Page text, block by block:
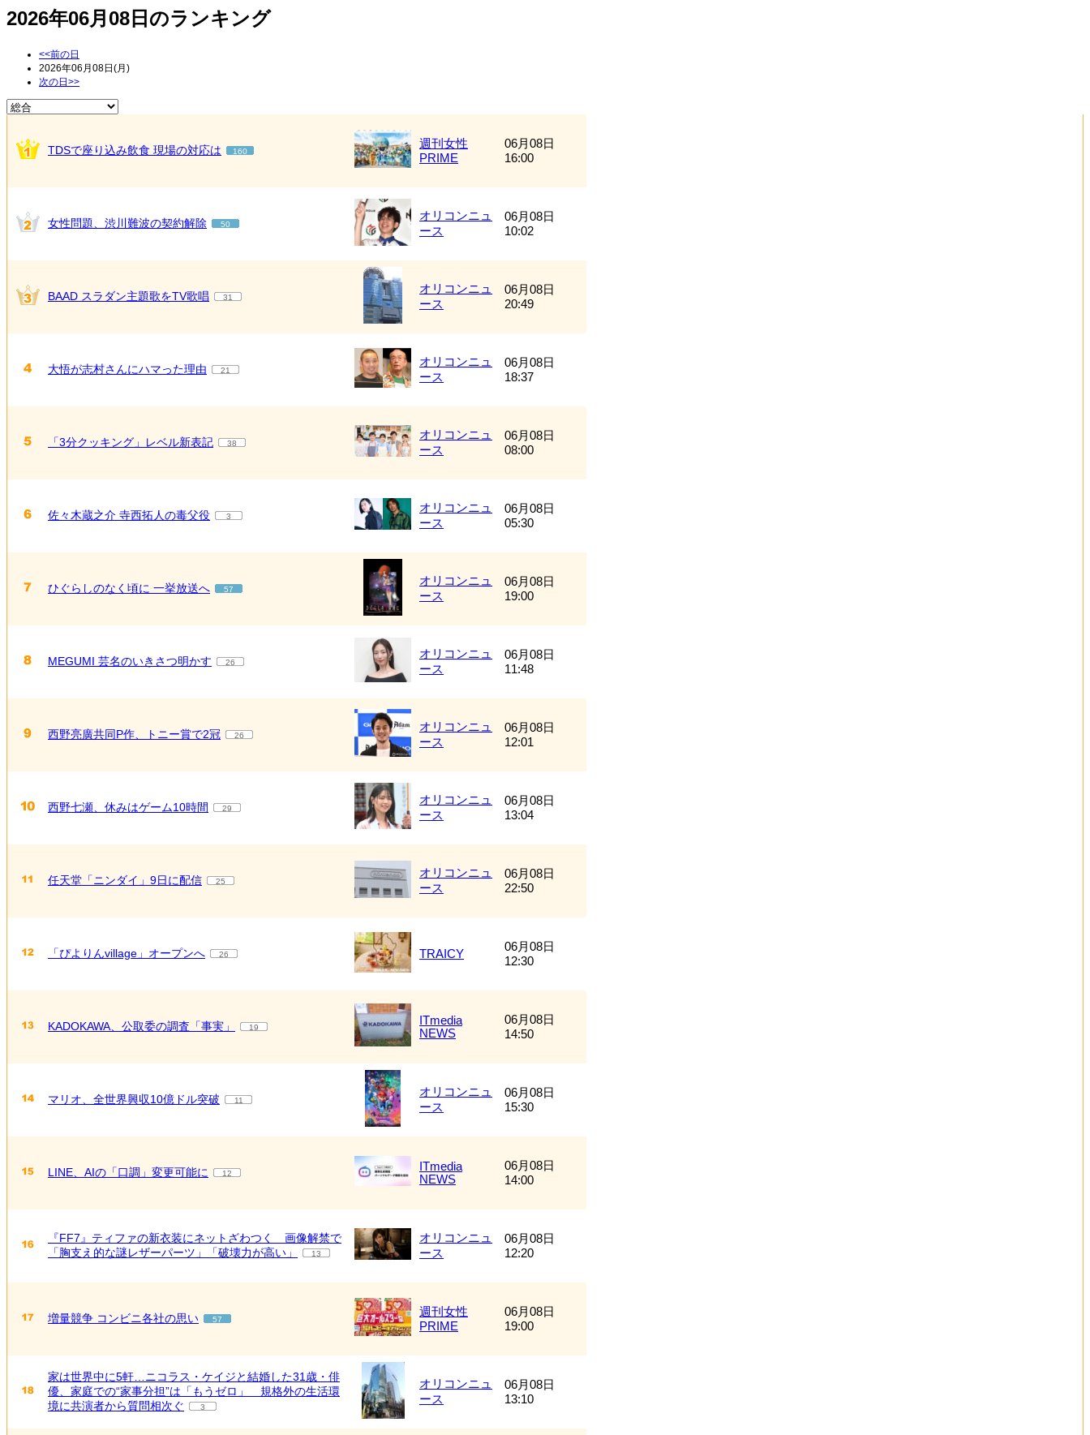
2026年06月08日のランキング
<<前の日
2026年06月08日(月)
次の日>>
TDSで座り込み飲食 現場の対応は 160
週刊女性
PRIME
06月08日
16:00
女性問題、渋川難波の契約解除 50
オリコンニュ
ース
06月08日
10:02
BAAD スラダン主題歌をTV歌唱 31
オリコンニュ
ース
06月08日
20:49
大悟が志村さんにハマった理由 21
オリコンニュ
ース
06月08日
18:37
「3分クッキング」レベル新表記 38
オリコンニュ
ース
06月08日
08:00
佐々木蔵之介 寺西拓人の毒父役 3
オリコンニュ
ース
06月08日
05:30
ひぐらしのなく頃に 一挙放送へ 57
オリコンニュ
ース
06月08日
19:00
MEGUMI 芸名のいきさつ明かす 26
オリコンニュ
ース
06月08日
11:48
西野亮廣共同P作、トニー賞で2冠 26
オリコンニュ
ース
06月08日
12:01
西野七瀬、休みはゲーム10時間 29
オリコンニュ
ース
06月08日
13:04
任天堂「ニンダイ」9日に配信 25
オリコンニュ
ース
06月08日
22:50
「ぴよりんvillage」オープンへ 26 TRAICY
06月08日
12:30
KADOKAWA、公取委の調査「事実」 19
ITmedia
NEWS
06月08日
14:50
マリオ、全世界興収10億ドル突破 11
オリコンニュ
ース
06月08日
15:30
LINE、AIの「口調」変更可能に 12
ITmedia
NEWS
06月08日
14:00
『FF7』ティファの新衣装にネットざわつく 画像解禁で
「胸支え的な謎レザーパーツ」「破壊力が高い」
13
オリコンニュ
ース
06月08日
12:20
増量競争 コンビニ各社の思い 57
週刊女性
PRIME
06月08日
19:00
家は世界中に5軒…ニコラス・ケイジと結婚した31歳・俳
優、家庭での“家事分担”は「もうゼロ」 規格外の生活環
境に共演者から質問相次ぐ
3
オリコンニュ
ース
06月08日
13:10